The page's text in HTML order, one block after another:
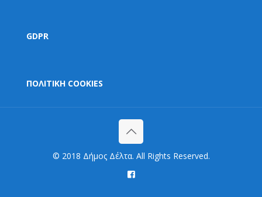
GDPR
ΠΟΛΙΤΙΚΗ COOKIES
© 2018 Δήμος Δέλτα. All Rights Reserved.